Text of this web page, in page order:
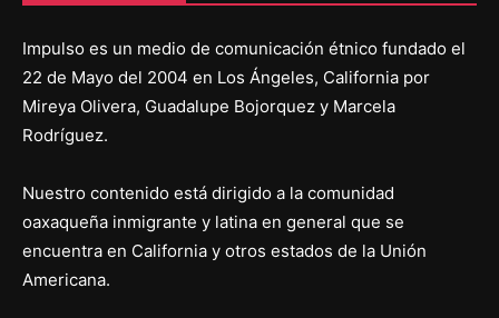
Impulso es un medio de comunicación étnico fundado el
22 de Mayo del 2004 en Los Ángeles, California por
Mireya Olivera, Guadalupe Bojorquez y Marcela
Rodríguez.
Nuestro contenido está dirigido a la comunidad
oaxaqueña inmigrante y latina en general que se
encuentra en California y otros estados de la Unión
Americana.